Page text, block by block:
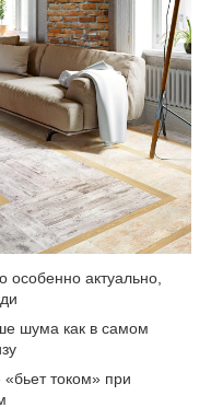
особенно актуально,
шума как в самом
«бьет током» при